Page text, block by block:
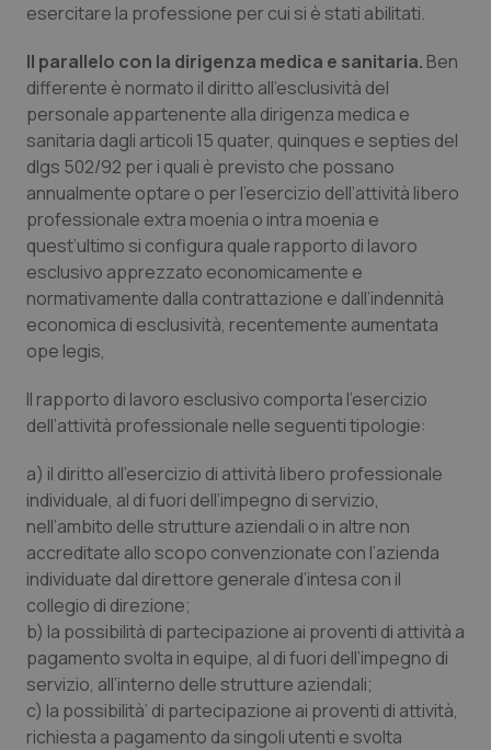
esercitare la professione per cui si è stati abilitati.
Il parallelo con la dirigenza medica e sanitaria. Ben
differente è normato il diritto all’esclusività del
personale appartenente alla dirigenza medica e
sanitaria dagli articoli 15 quater, quinques e septies del
dlgs 502/92 per i quali è previsto che possano
annualmente optare o per l’esercizio dell’attività libero
professionale extra moenia o intra moenia e
quest’ultimo si configura quale rapporto di lavoro
esclusivo apprezzato economicamente e
normativamente dalla contrattazione e dall’indennità
economica di esclusività, recentemente aumentata
ope legis,
Il rapporto di lavoro esclusivo comporta l’esercizio
dell’attività professionale nelle seguenti tipologie:
a) il diritto all’esercizio di attività libero professionale
individuale, al di fuori dell’impegno di servizio,
nell’ambito delle strutture aziendali o in altre non
accreditate allo scopo convenzionate con l’azienda
individuate dal direttore generale d’intesa con il
collegio di direzione;
b) la possibilità di partecipazione ai proventi di attività a
pagamento svolta in equipe, al di fuori dell’impegno di
servizio, all’interno delle strutture aziendali;
c) la possibilità’ di partecipazione ai proventi di attività,
richiesta a pagamento da singoli utenti e svolta